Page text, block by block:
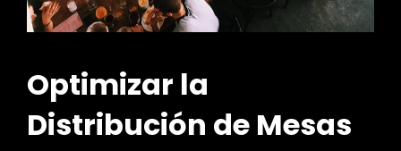
Optimizar la
Distribución de Mesas